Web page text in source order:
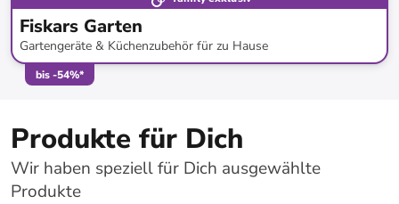
Fiskars Garten
Gartengeräte & Küchenzubehör für zu Hause
bis-54%*
Produkte für Dich
Wir haben speziell für Dich ausgewählte
Produkte